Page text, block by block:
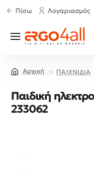
Πίσω Λογαριασμός
ΠΑΙΧΝΙΔΙΑ
Παιδική
233062